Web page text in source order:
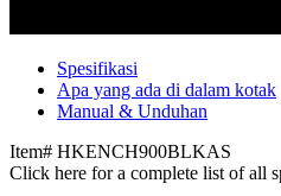
Spesifikasi
Apa yang ada di dalam kotak
Manual & Unduhan
Item# HKENCH900BLKAS
Click here for a complete list of all